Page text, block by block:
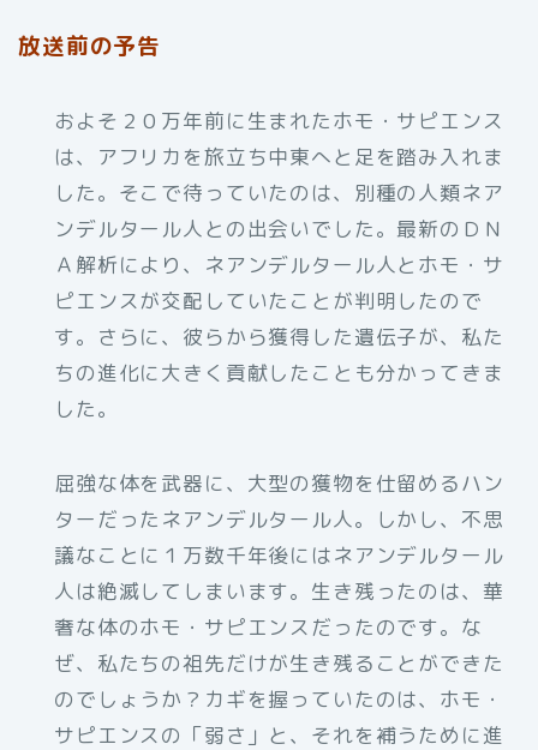
放送前の予告
およそ２０万年前に生まれたホモ・サピエンス
は、アフリカを旅立ち中東へと足を踏み入れま
した。そこで待っていたのは、別種の人類ネア
ンデルタール人との出会いでした。最新のＤＮ
Ａ解析により、ネアンデルタール人とホモ・サ
ピエンスが交配していたことが判明したので
す。さらに、彼らから獲得した遺伝子が、私た
ちの進化に大きく貢献したことも分かってきま
した。
屈強な体を武器に、大型の獲物を仕留めるハン
ターだったネアンデルタール人。しかし、不思
議なことに１万数千年後にはネアンデルタール
人は絶滅してしまいます。生き残ったのは、華
奢な体のホモ・サピエンスだったのです。な
ぜ、私たちの祖先だけが生き残ることができた
のでしょうか？カギを握っていたのは、ホモ・
サピエンスの「弱さ」と、それを補うために進